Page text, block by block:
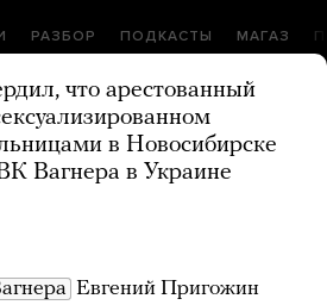
РАЗБОР ПОДКАСТЫ МАГАЗ
что арестованный
в Новосибирске
Вагнера в Украине
Евгений Пригожин